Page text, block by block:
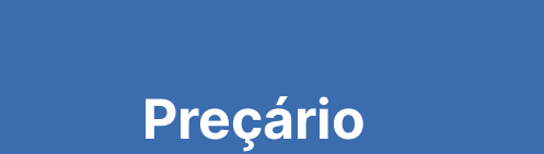
Preçário